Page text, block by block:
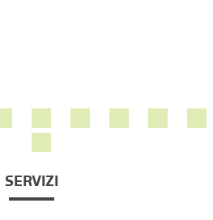
SERVIZI